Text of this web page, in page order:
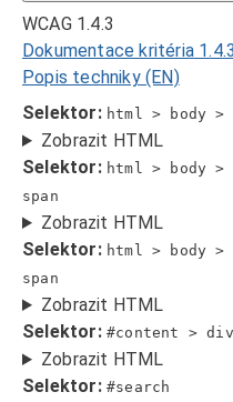
WCAG 1.4.3
Dokumentace kritéria 1.4.3
Popis techniky (EN)
Selektor: html > body
Zobrazit HTML
Selektor: html > body
span
Zobrazit HTML
Selektor: html > body
span
Zobrazit HTML
Selektor: #content >
Zobrazit HTML
Selektor: #search